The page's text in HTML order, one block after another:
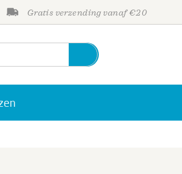
Gratis verzending vanaf €20
Personen